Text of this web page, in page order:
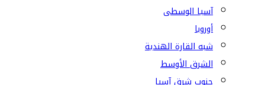
آسيا الوسطى
أوروبا
شبه القارة الهندية
الشرق الأوسط
جنوب شرق آسيا